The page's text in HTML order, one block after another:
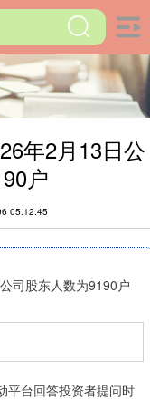
年2月13日公
户
05:12:45
台回答投资者提问时